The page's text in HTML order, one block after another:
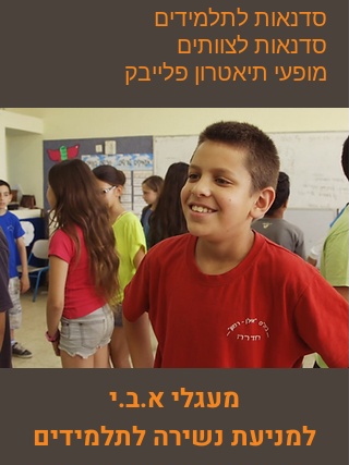
סדנאות לתלמידים
סדנאות לצוותים
מופעי תיאטרון פלייבק
מעגלי א.ב.י
למניעת נשירה לתלמידים